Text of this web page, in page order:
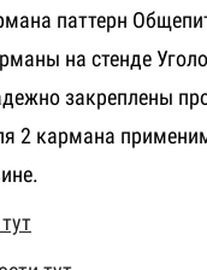
паттерн
на стенде
закреплены
2 кармана